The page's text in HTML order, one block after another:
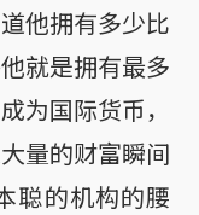
他拥有多少比
就是拥有最多
为国际货币，
量的财富瞬间
聪的机构的腰